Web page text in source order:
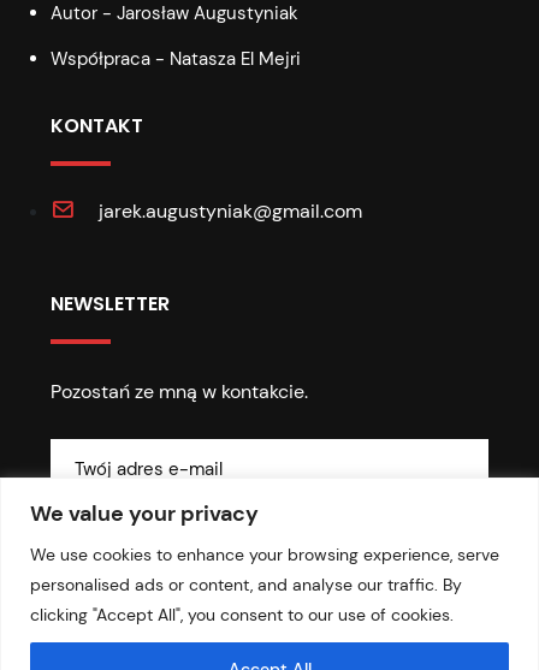
We value your privacy
We use cookies to enhance your browsing experience, serve
personalised ads or content, and analyse our traffic. By
clicking "Accept All", you consent to our use of cookies.
Autor - Jarosław Augustyniak
Współpraca - Natasza El Mejri
KONTAKT
jarek.augustyniak@gmail.com
NEWSLETTER
Pozostań ze mną w kontakcie.